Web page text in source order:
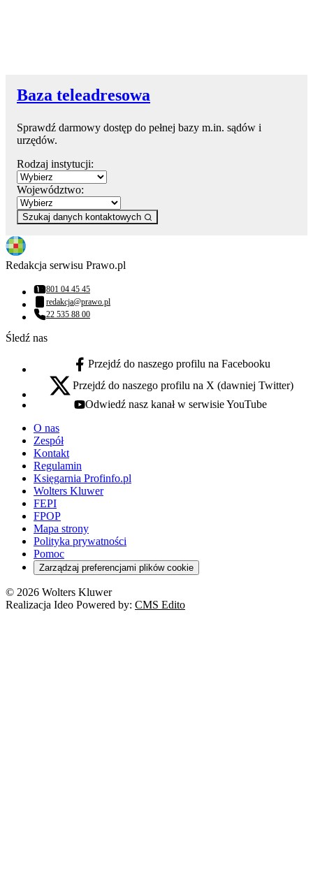
Baza teleadresowa
Sprawdź darmowy dostęp do pełnej bazy m.in. sądów i
urzędów.
Rodzaj instytucji:
Województwo:
Szukaj danych kontaktowych
Redakcja serwisu Prawo.pl
Numer telefonu:
801 04 45 45
Adres email:
redakcja@prawo.pl
Numer telefonu:
22 535 88 00
Śledź nas
facebook - otwiera się w nowej karcie
Przejdź do naszego profilu na Facebooku
x - otwiera się w nowej karcie
Przejdź do naszego profilu na X (dawniej Twitter)
youtube - otwiera się w nowej karcie
Odwiedź nasz kanał w serwisie YouTube
O nas
Zespół
Kontakt
Regulamin
Księgarnia Profinfo.pl
Wolters Kluwer
FEPI
FPOP
Mapa strony
Polityka prywatności
Pomoc
Zarządzaj preferencjami plików cookie
© 2026 Wolters Kluwer
Realizacja Ideo Powered by: CMS Edito